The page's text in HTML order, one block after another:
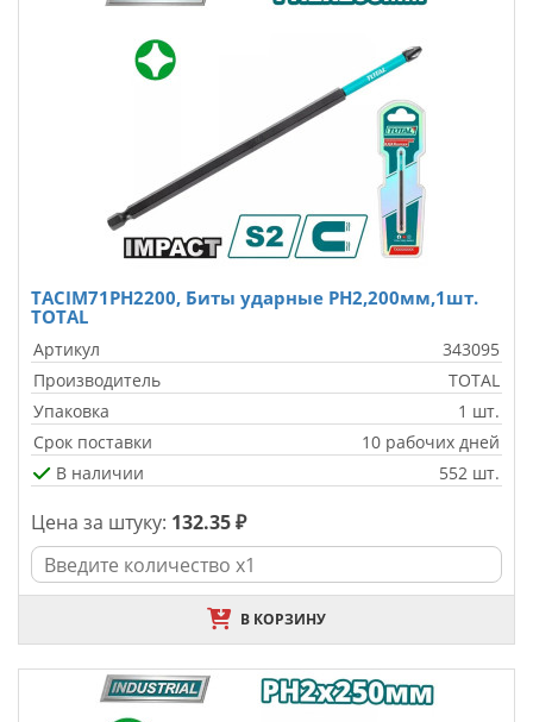
TACIM71PH2200, Биты ударные PH2,200мм,1шт.
TOTAL
Артикул
343095
Производитель
TOTAL
Упаковка
1 шт.
Срок поставки
10 рабочих дней
В наличии
552 шт.
Цена за штуку: 132.35 ₽
В КОРЗИНУ